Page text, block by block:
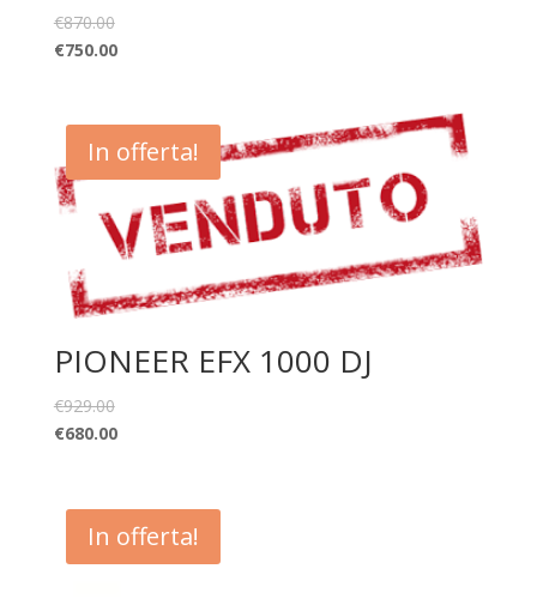
€870.00
€750.00
In offerta!
PIONEER EFX 1000 DJ
€929.00
€680.00
In offerta!